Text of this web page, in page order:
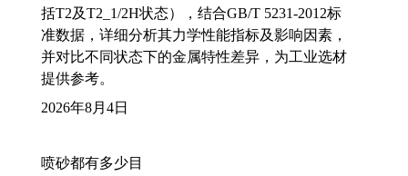
括T2及T2_1/2H状态），结合GB/T 5231-2012标
准数据，详细分析其力学性能指标及影响因素，
并对比不同状态下的金属特性差异，为工业选材
提供参考。
2026年8月4日
喷砂都有多少目